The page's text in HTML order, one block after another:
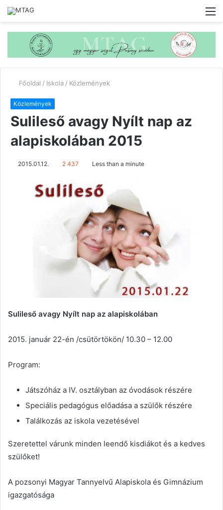
Főoldal / Iskola / Közlemények
Közlemények
Sulileső avagy Nyílt nap az
alapiskolában 2015
2015.01.12. 2 437 Less than a minute
Sulileső avagy Nyílt nap az alapiskolában
2015. január 22-én /csütörtökön/ 10.30 – 12.00
Program:
Játszóház a IV. osztályban az óvodások részére
Speciális pedagógus előadása a szülők részére
Találkozás az iskola vezetésével
Szeretettel várunk minden leendő kisdiákot és a kedves
szülőket!
A pozsonyi Magyar Tannyelvű Alapiskola és Gimnázium
igazgatósága